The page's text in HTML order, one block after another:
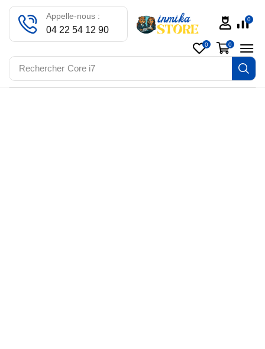
Rechercher Core i7
Appelle-nous :
04 22 54 12 90
0
0 0